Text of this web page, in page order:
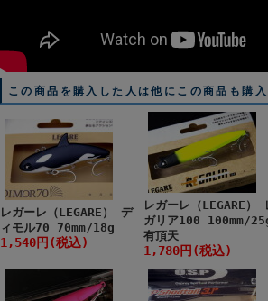
この商品を購入した人は他にこの商品も購
レガーレ（LEGARE） デ
ィモル70 70mm/18g
1,540円(税込)
レガーレ（LEGARE）
ガリア100 100mm/
有頂天
1,780円(税込)